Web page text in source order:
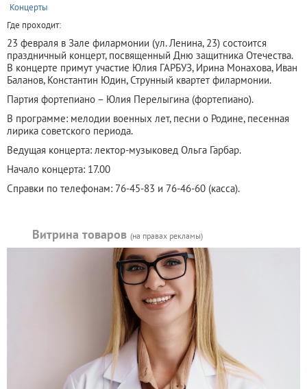
Концерты
Где проходит:
23 февраля в Зале филармонии (ул. Ленина, 23) состоится
праздничный концерт, посвященный Дню защитника Отечества.
В концерте примут участие Юлия ГАРБУЗ, Ирина Монахова, Иван
Баланов, Константин Юдин, Струнный квартет филармонии.
Партия фортепиано – Юлия Перелыгина (фортепиано).
В программе: мелодии военных лет, песни о Родине, песенная
лирика советского периода.
Ведущая концерта: лектор-музыковед Ольга Гарбар.
Начало концерта: 17.00
Справки по телефонам: 76-45-83 и 76-46-60 (касса).
Витрина товаров (на правах рекламы)